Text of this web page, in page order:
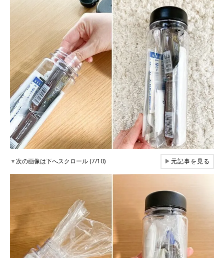
▼次の画像は下へスクロール (7/10) ▶元記事を見る